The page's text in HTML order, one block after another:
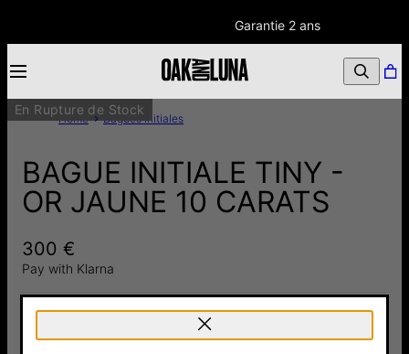
Garantie 2 ans
En Rupture de Stock
Home Bagues Initiales
BAGUE INITIALE TINY -
OR JAUNE 10 CARATS
300 €
Pay with Klarna
TOTAL: 300 €